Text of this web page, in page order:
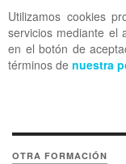
Utilizamos cookies
servicios mediante el
en el botón de
términos de nuestra
OFF CANVAS
OTRA FORMACIÓN